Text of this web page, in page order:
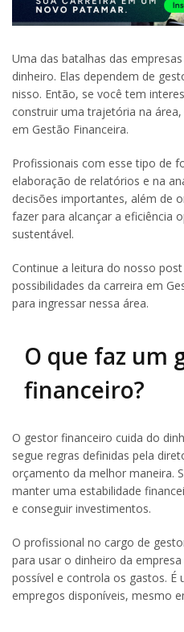
Uma das batalhas das
dinheiro. Elas dependem de
nisso. Então, se você tem
construir uma trajetória na
em Gestão Financeira.
Profissionais com esse tipo de
elaboração de relatórios e na
decisões importantes, além de
fazer para alcançar a eficiência
sustentável.
Continue a leitura do nosso
possibilidades da carreira em
para ingressar nessa área.
O que faz um
financeiro?
O gestor financeiro cuida do
segue regras definidas pela
orçamento da melhor maneira.
manter uma estabilidade
e conseguir investimentos.
O profissional no cargo de
para usar o dinheiro da
possível e controla os gastos.
empregos disponíveis, mesmo